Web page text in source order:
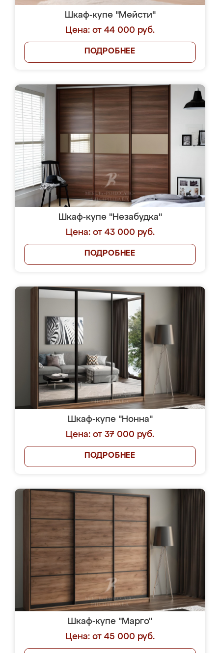
Шкаф-купе "Мейсти"
Цена: от 44 000 руб.
ПОДРОБНЕЕ
Шкаф-купе "Незабудка"
Цена: от 43 000 руб.
ПОДРОБНЕЕ
Шкаф-купе "Нонна"
Цена: от 37 000 руб.
ПОДРОБНЕЕ
Шкаф-купе "Марго"
Цена: от 45 000 руб.